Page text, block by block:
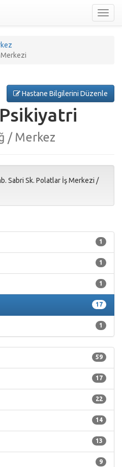
nav
Hastane Bilgilerini Düzenle
/ Merkez
Sabri Sk. Polatlar İş Merkezi /
1
1
1
17
1
59
17
22
14
13
9